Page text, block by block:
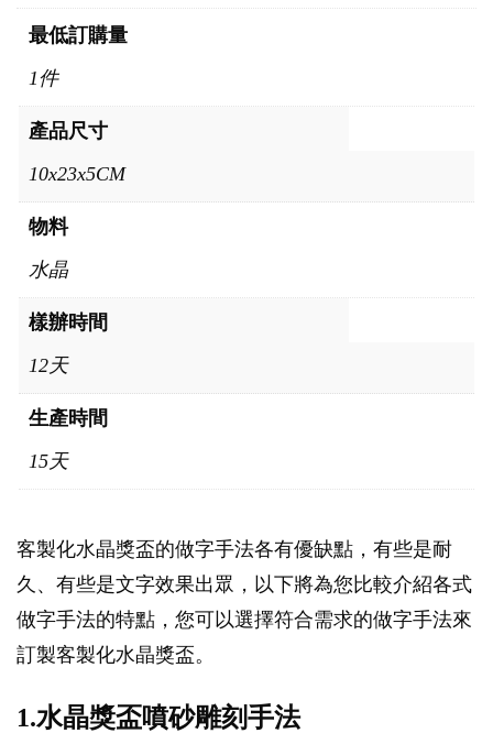
最低訂購量
1件
產品尺寸
10x23x5CM
物料
水晶
樣辦時間
12天
生產時間
15天
客製化水晶獎盃的做字手法各有優缺點，有些是耐
久、有些是文字效果出眾，以下將為您比較介紹各式
做字手法的特點，您可以選擇符合需求的做字手法來
訂製客製化水晶獎盃。
1.水晶獎盃噴砂雕刻手法